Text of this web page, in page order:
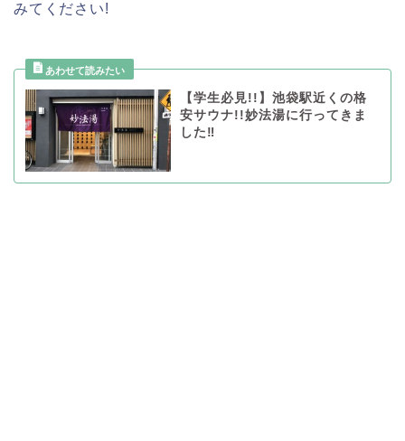
みてください!
【学生必見!!】池袋駅近くの格
安サウナ!!妙法湯に行ってきま
した‼